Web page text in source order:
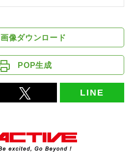
画像ダウンロード
POP生成
LINE